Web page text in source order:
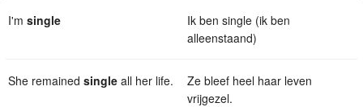
I'm single
Ik ben single (ik ben
alleenstaand)
She remained single all her life.
Ze bleef heel haar leven
vrijgezel.